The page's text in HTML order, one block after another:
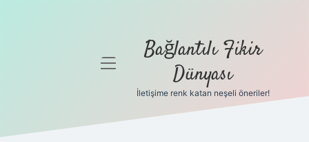
Gizlilik
menüyü
Bağlantılı Fikir
Dünyası
İletişime renk katan neşeli öneriler!